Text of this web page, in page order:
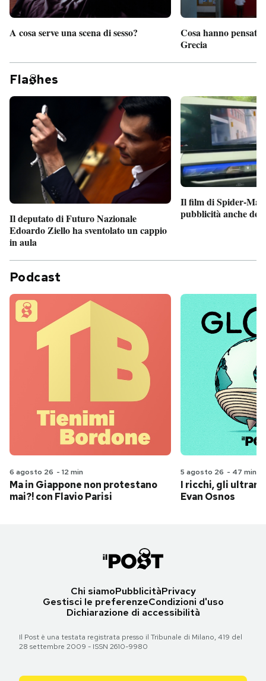
CALENDARIO
Entra
A cosa serve una scena di sesso?
Cosa hanno pensato
Grecia
Fla hes
Il deputato di Futuro Nazionale
Edoardo Ziello ha sventolato un cappio
in aula
Il film di Spider-Man
pubblicità anche
Podcast
6 agosto 26 - 12 min
Ma in Giappone non protestano
mai?! con Flavio Parisi
5 agosto 26 - 47 min
I ricchi, gli
Evan Osnos
Chi siamoPubblicitàPrivacy
Gestisci le preferenzeCondizioni d'uso
Dichiarazione di accessibilità
Il Post è una testata registrata presso il Tribunale di Milano, 419 del
28 settembre 2009 - ISSN 2610-9980